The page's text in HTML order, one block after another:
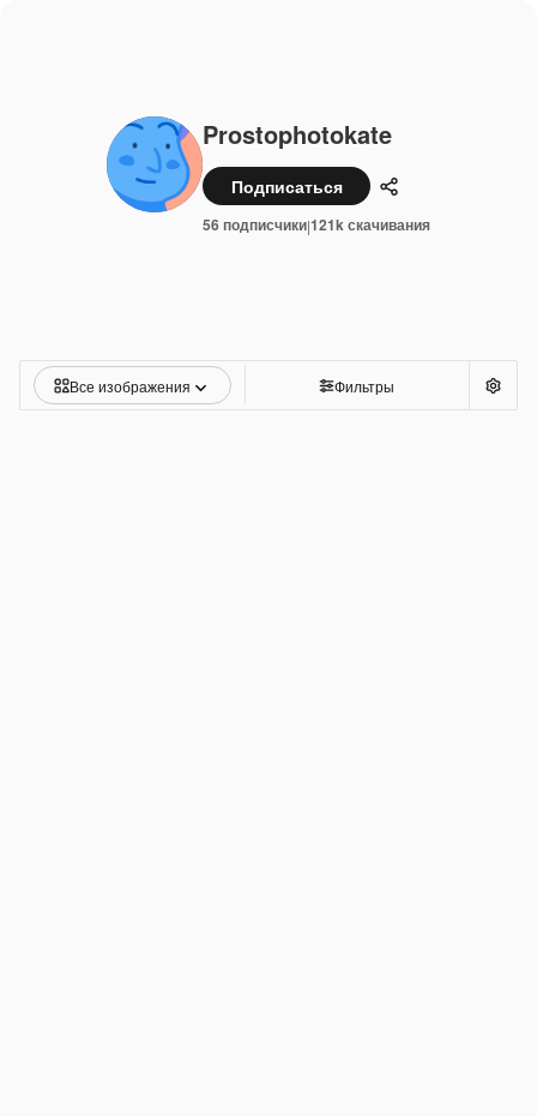
Prostophotokate
Подписаться Поделиться
56 подписчики|121k скачивания
Все изображения Фильтры